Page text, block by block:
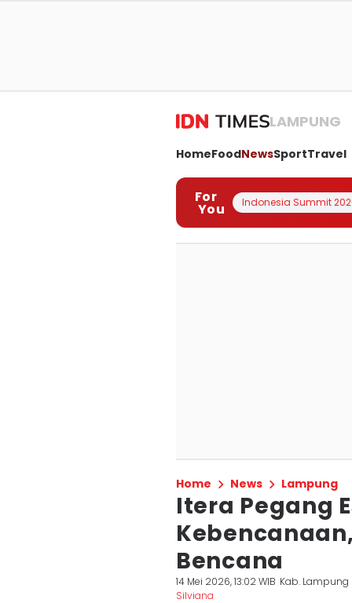
LAMPUNG
HomeFoodNewsSportTravel
For
You Indonesia Summit
Home News Lampung
Itera Pegang
Bencana
14 Mei 2026, 13:02 WIB Kab. Lampung
Silviana